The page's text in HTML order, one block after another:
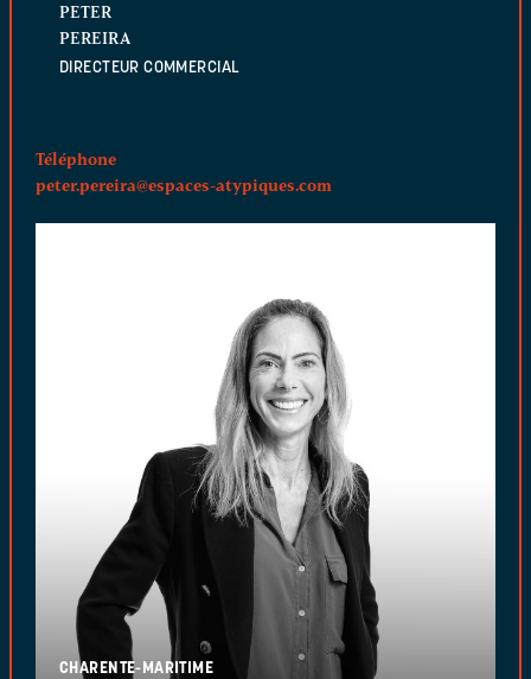
PETER
PEREIRA
DIRECTEUR COMMERCIAL
Téléphone
peter.pereira@espaces-atypiques.com
CHARENTE-MARITIME